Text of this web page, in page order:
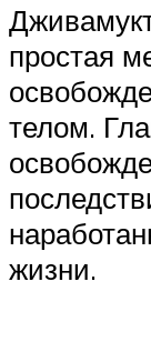
простая
телом.
жизни.